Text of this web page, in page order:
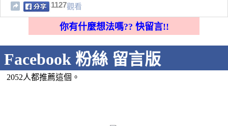
1127觀看
你有什麼想法嗎?? 快留言!!
Facebook 粉絲 留言版
2052人都推薦這個。